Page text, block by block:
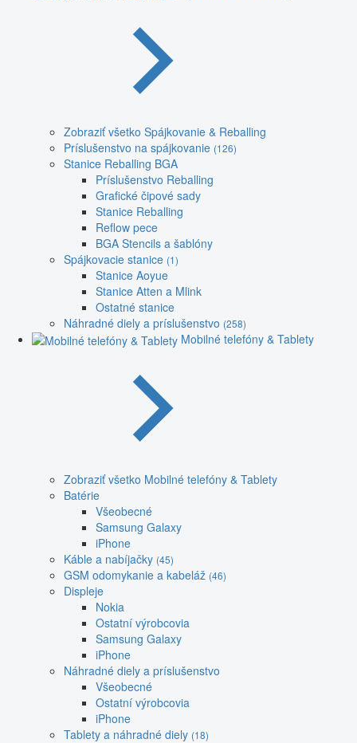
Zobraziť všetko Spájkovanie & Reballing
Príslušenstvo na spájkovanie (126)
Stanice Reballing BGA
Príslušenstvo Reballing
Grafické čipové sady
Stanice Reballing
Reflow pece
BGA Stencils a šablóny
Spájkovacie stanice (1)
Stanice Aoyue
Stanice Atten a Mlink
Ostatné stanice
Náhradné diely a príslušenstvo (258)
Mobilné telefóny & Tablety
Zobraziť všetko Mobilné telefóny & Tablety
Batérie
Všeobecné
Samsung Galaxy
iPhone
Káble a nabíjačky (45)
GSM odomykanie a kabeláž (46)
Displeje
Nokia
Ostatní výrobcovia
Samsung Galaxy
iPhone
Náhradné diely a príslušenstvo
Všeobecné
Ostatní výrobcovia
iPhone
Tablety a náhradné diely (18)